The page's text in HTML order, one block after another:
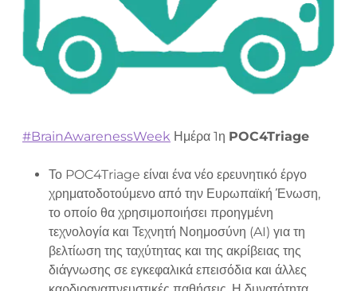
#BrainAwarenessWeek Ημέρα 1η POC4Triage
Το POC4Triage είναι ένα νέο ερευνητικό έργο
χρηματοδοτούμενο από την Ευρωπαϊκή Ένωση,
το οποίο θα χρησιμοποιήσει προηγμένη
τεχνολογία και Τεχνητή Νοημοσύνη (AI) για τη
βελτίωση της ταχύτητας και της ακρίβειας της
διάγνωσης σε εγκεφαλικά επεισόδια και άλλες